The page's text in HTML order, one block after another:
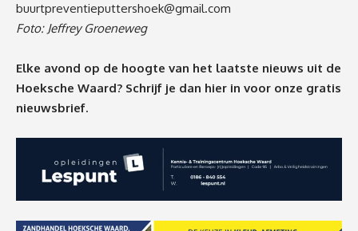
buurtpreventieputtershoek@gmail.com
Foto: Jeffrey Groeneweg
Elke avond op de hoogte van het laatste nieuws uit de
Hoeksche Waard? Schrijf je dan hier in voor onze gratis
nieuwsbrief.